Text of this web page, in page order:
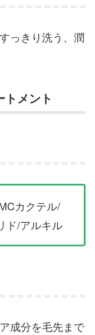
っきり洗う、潤
メント
カクテル/
ド/アルキル
成分を毛先まで